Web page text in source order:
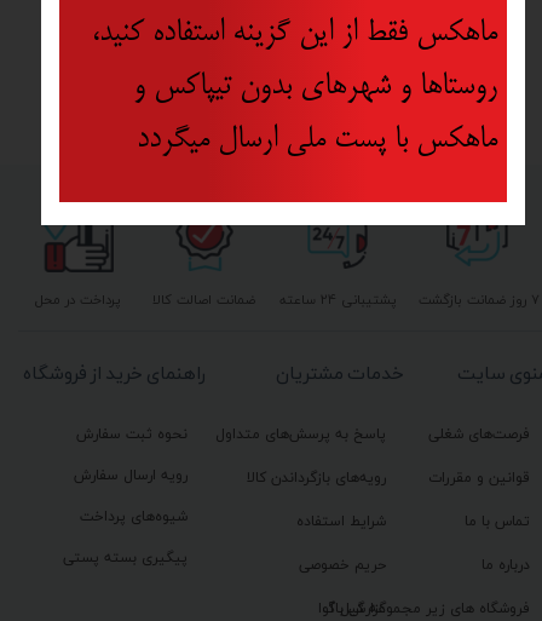
پشتیبانی ۲۴ ساعته پرداخت در محل ۷ روز ضمانت بازگشت ضمانت اصالت کالا
راهنمای خرید از فروشگاه
نحوه ثبت سفارش
رویه ارسال سفارش
شیوه‌های پرداخت
پیگیری بسته پستی
خدمات مشتریان
پاسخ به پرسش‌های متداول
رویه‌های بازگرداندن کالا
شرایط استفاده
حریم خصوصی
گزارش باگ
سایت
فرصت‌های شغلی
قوانین و مقررات
تماس با ما
درباره ما
فروشگاه های زیر مجموعه گیل آوا
ماهکس فقط از این گزینه استفاده کنید،
روستاها و شهرهای بدون تیپاکس و
ماهکس با پست ملی ارسال میگردد